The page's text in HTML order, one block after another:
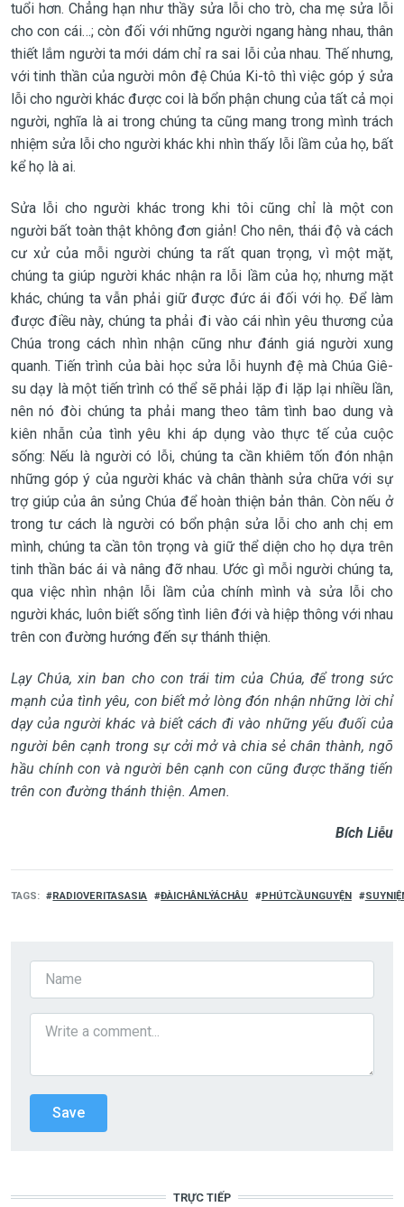
tuổi hơn. Chẳng hạn như thầy sửa lỗi cho trò, cha mẹ sửa lỗi
cho con cái…; còn đối với những người ngang hàng nhau, thân
thiết lắm người ta mới dám chỉ ra sai lỗi của nhau. Thế nhưng,
với tinh thần của người môn đệ Chúa Ki-tô thì việc góp ý sửa
lỗi cho người khác được coi là bổn phận chung của tất cả mọi
người, nghĩa là ai trong chúng ta cũng mang trong mình trách
nhiệm sửa lỗi cho người khác khi nhìn thấy lỗi lầm của họ, bất
kể họ là ai.
Sửa lỗi cho người khác trong khi tôi cũng chỉ là một con
người bất toàn thật không đơn giản! Cho nên, thái độ và cách
cư xử của mỗi người chúng ta rất quan trọng, vì một mặt,
chúng ta giúp người khác nhận ra lỗi lầm của họ; nhưng mặt
khác, chúng ta vẫn phải giữ được đức ái đối với họ. Để làm
được điều này, chúng ta phải đi vào cái nhìn yêu thương của
Chúa trong cách nhìn nhận cũng như đánh giá người xung
quanh. Tiến trình của bài học sửa lỗi huynh đệ mà Chúa Giê-
su dạy là một tiến trình có thể sẽ phải lặp đi lặp lại nhiều lần,
nên nó đòi chúng ta phải mang theo tâm tình bao dung và
kiên nhẫn của tình yêu khi áp dụng vào thực tế của cuộc
sống: Nếu là người có lỗi, chúng ta cần khiêm tốn đón nhận
những góp ý của người khác và chân thành sửa chữa với sự
trợ giúp của ân sủng Chúa để hoàn thiện bản thân. Còn nếu ở
trong tư cách là người có bổn phận sửa lỗi cho anh chị em
mình, chúng ta cần tôn trọng và giữ thể diện cho họ dựa trên
tinh thần bác ái và nâng đỡ nhau. Ước gì mỗi người chúng ta,
qua việc nhìn nhận lỗi lầm của chính mình và sửa lỗi cho
người khác, luôn biết sống tình liên đới và hiệp thông với nhau
trên con đường hướng đến sự thánh thiện.
Lạy Chúa, xin ban cho con trái tim của Chúa, để trong sức
mạnh của tình yêu, con biết mở lòng đón nhận những lời chỉ
dạy của người khác và biết cách đi vào những yếu đuối của
người bên cạnh trong sự cởi mở và chia sẻ chân thành, ngõ
hầu chính con và người bên cạnh con cũng được thăng tiến
trên con đường thánh thiện. Amen.
Bích Liễu
TAGS RADIOVERITASASIA ĐÀICHÂNLÝÁCHÂU PHÚTCẦUNGUYỆN
TRỰC TIẾP